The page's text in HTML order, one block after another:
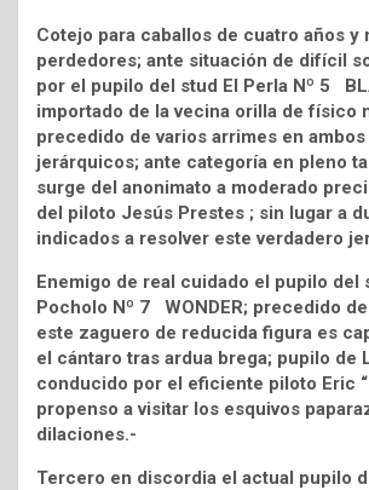
Cotejo para caballos de cuatro años y
perdedores; ante situación de difícil
por el pupilo del stud El Perla Nº 5
importado de la vecina orilla de físico
precedido de varios arrimes en
jerárquicos; ante categoría en pleno
surge del anonimato a moderado
del piloto Jesús Prestes ; sin lugar a
indicados a resolver este verdadero
Enemigo de real cuidado el pupilo del
Pocholo Nº 7 WONDER; precedido
este zaguero de reducida figura es
el cántaro tras ardua brega; pupilo de
conducido por el eficiente piloto Eric
propenso a visitar los esquivos
dilaciones.-
Tercero en discordia el actual pupilo